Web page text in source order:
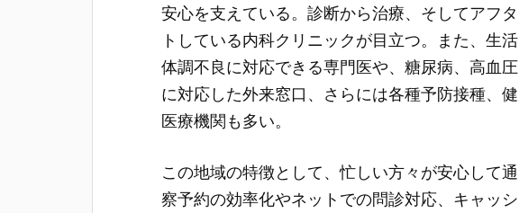
安心を支えている。診断から治療、そしてアフ
トしている内科クリニックが目立つ。また、生
体調不良に対応できる専門医や、糖尿病、高血
に対応した外来窓口、さらには各種予防接種、
医療機関も多い。
この地域の特徴として、忙しい方々が安心して
察予約の効率化やネットでの問診対応、キャッ